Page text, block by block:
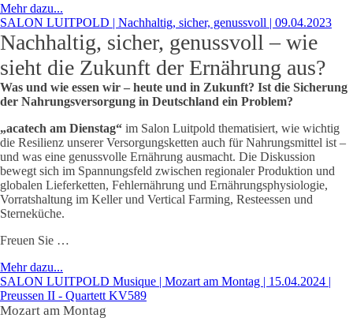
Mehr dazu...
SALON LUITPOLD | Nachhaltig, sicher, genussvoll | 09.04.2023
Nachhaltig, sicher, genussvoll – wie
sieht die Zukunft der Ernährung aus?
Was und wie essen wir – heute und in Zukunft? Ist die Sicherung
der Nahrungsversorgung in Deutschland ein Problem?
„acatech am Dienstag“ im Salon Luitpold thematisiert, wie wichtig
die Resilienz unserer Versorgungsketten auch für Nahrungsmittel ist –
und was eine genussvolle Ernährung ausmacht. Die Diskussion
bewegt sich im Spannungsfeld zwischen regionaler Produktion und
globalen Lieferketten, Fehlernährung und Ernährungsphysiologie,
Vorratshaltung im Keller und Vertical Farming, Resteessen und
Sterneküche.
Freuen Sie …
Mehr dazu...
SALON LUITPOLD Musique | Mozart am Montag | 15.04.2024 |
Preussen II - Quartett KV589
Mozart am Montag